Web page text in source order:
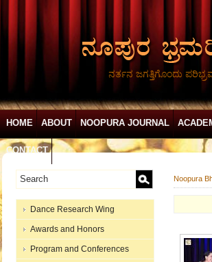
ನರ್ತನ ಜಗತ್ತಿಗೊಂದು
HOME ABOUT NOOPURA JOURNAL
CONTACT
Dance Research Wing
Awards and Honors
Program and Conferences
Noopura